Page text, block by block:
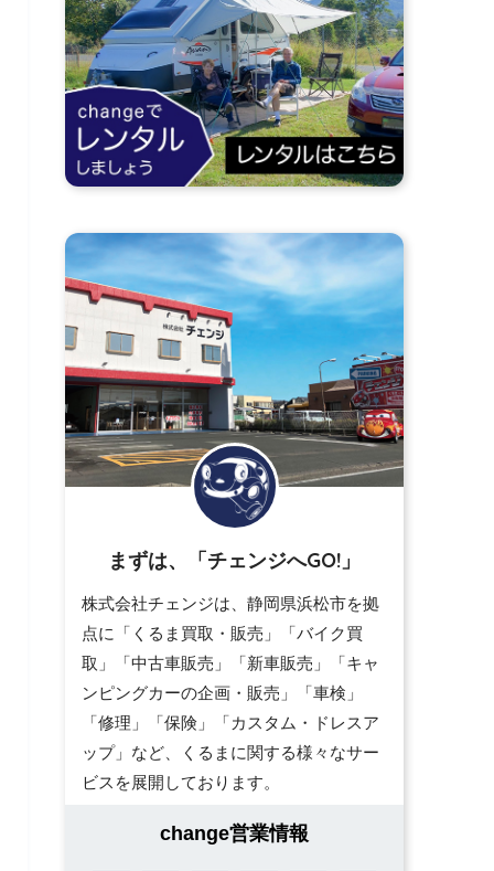
まずは、「チェンジへGO!」
株式会社チェンジは、静岡県浜松市を拠
点に「くるま買取・販売」「バイク買
取」「中古車販売」「新車販売」「キャ
ンピングカーの企画・販売」「車検」
「修理」「保険」「カスタム・ドレスア
ップ」など、くるまに関する様々なサー
ビスを展開しております。
change営業情報